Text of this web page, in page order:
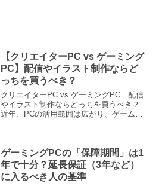
【クリエイターPC vs ゲーミング
PC】配信やイラスト制作ならど
っちを買うべき？
クリエイターPC vs ゲーミングPC 配信
やイラスト制作ならどっちを買うべき？
近年、PCの活用範囲は広がり、ゲームを
「クリエイター...
ゲーミングPCの「保障期間」は1
年で十分？延長保証（3年など）
に入るべき人の基準